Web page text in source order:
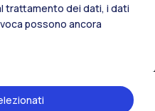
trattamento dei dati, i dati
possono ancora